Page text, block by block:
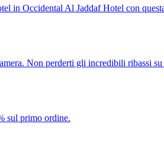
in Occidental Al Jaddaf Hotel con
Non perderti gli incredibili ribassi
sul primo ordine.